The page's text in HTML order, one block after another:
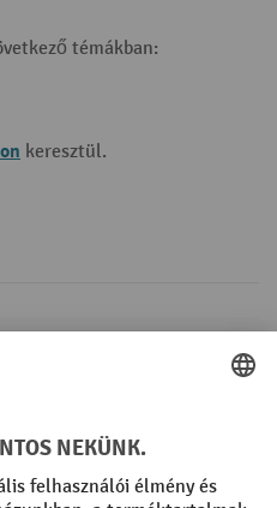
témákban:
keresztül.